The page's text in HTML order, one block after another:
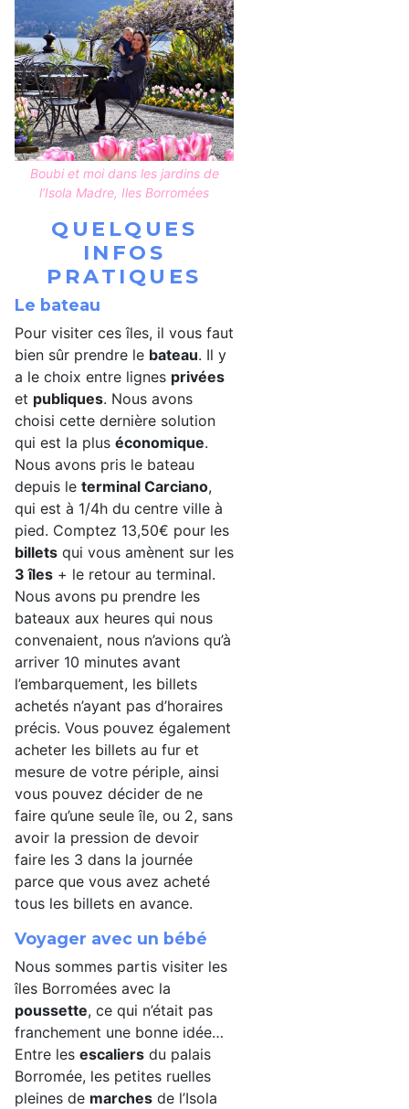
Boubi et moi dans les jardins de
l’Isola Madre, Iles Borromées
QUELQUES
INFOS
PRATIQUES
Le bateau
Pour visiter ces îles, il vous faut
bien sûr prendre le bateau. Il y
a le choix entre lignes privées
et publiques. Nous avons
choisi cette dernière solution
qui est la plus économique.
Nous avons pris le bateau
depuis le terminal Carciano,
qui est à 1/4h du centre ville à
pied. Comptez 13,50€ pour les
billets qui vous amènent sur les
3 îles + le retour au terminal.
Nous avons pu prendre les
bateaux aux heures qui nous
convenaient, nous n’avions qu’à
arriver 10 minutes avant
l’embarquement, les billets
achetés n’ayant pas d’horaires
précis. Vous pouvez également
acheter les billets au fur et
mesure de votre périple, ainsi
vous pouvez décider de ne
faire qu’une seule île, ou 2, sans
avoir la pression de devoir
faire les 3 dans la journée
parce que vous avez acheté
tous les billets en avance.
Voyager avec un bébé
Nous sommes partis visiter les
îles Borromées avec la
poussette, ce qui n’était pas
franchement une bonne idée…
Entre les escaliers du palais
Borromée, les petites ruelles
pleines de marches de l’Isola